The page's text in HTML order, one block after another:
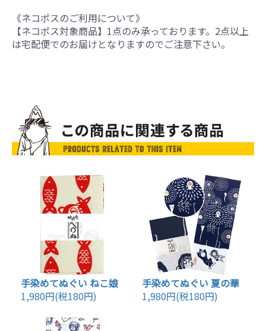
《ネコポスのご利用について》
【ネコポス対象商品】1点のみ承っております。2点以上
は宅配便でのお届けとなりますのでご注意下さい。
手染めてぬぐい ねこ娘
1,980円(税180円)
手染めてぬぐい 夏の華
1,980円(税180円)